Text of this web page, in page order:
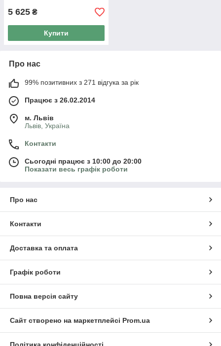
5 625 ₴
Купити
Про нас
99% позитивних з 271 відгука за рік
Працює з 26.02.2014
м. Львів
Львів, Україна
Контакти
Сьогодні працює з 10:00 до 20:00
Показати весь графік роботи
Про нас
Контакти
Доставка та оплата
Графік роботи
Повна версія сайту
Сайт створено на маркетплейсі Prom.ua